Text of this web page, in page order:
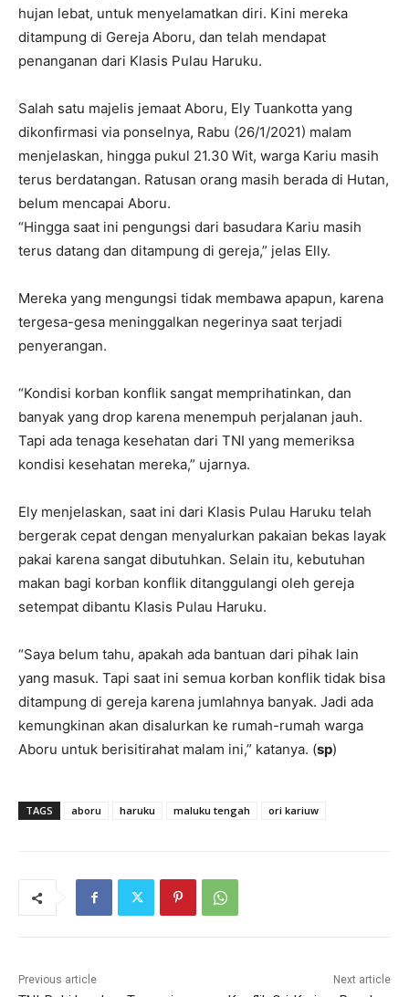
hujan lebat, untuk menyelamatkan diri. Kini mereka
ditampung di Gereja Aboru, dan telah mendapat
penanganan dari Klasis Pulau Haruku.
Salah satu majelis jemaat Aboru, Ely Tuankotta yang
dikonfirmasi via ponselnya, Rabu (26/1/2021) malam
menjelaskan, hingga pukul 21.30 Wit, warga Kariu masih
terus berdatangan. Ratusan orang masih berada di Hutan,
belum mencapai Aboru.
“Hingga saat ini pengungsi dari basudara Kariu masih
terus datang dan ditampung di gereja,” jelas Elly.
Mereka yang mengungsi tidak membawa apapun, karena
tergesa-gesa meninggalkan negerinya saat terjadi
penyerangan.
“Kondisi korban konflik sangat memprihatinkan, dan
banyak yang drop karena menempuh perjalanan jauh.
Tapi ada tenaga kesehatan dari TNI yang memeriksa
kondisi kesehatan mereka,” ujarnya.
Ely menjelaskan, saat ini dari Klasis Pulau Haruku telah
bergerak cepat dengan menyalurkan pakaian bekas layak
pakai karena sangat dibutuhkan. Selain itu, kebutuhan
makan bagi korban konflik ditanggulangi oleh gereja
setempat dibantu Klasis Pulau Haruku.
“Saya belum tahu, apakah ada bantuan dari pihak lain
yang masuk. Tapi saat ini semua korban konflik tidak bisa
ditampung di gereja karena jumlahnya banyak. Jadi ada
kemungkinan akan disalurkan ke rumah-rumah warga
Aboru untuk berisitirahat malam ini,” katanya. (sp)
TAGS aboru haruku maluku tengah ori kariuw
Previous article Next article